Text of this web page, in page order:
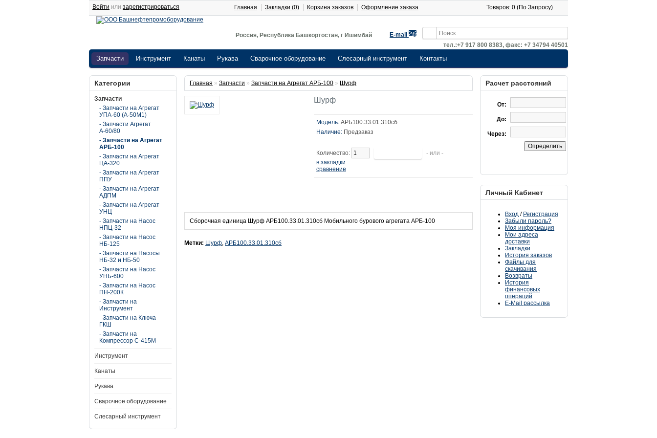
Товаров: 0 (По Запросу)
Россия, Республика Башкортостан, г Ишимбай
E-mail
тел.:+7 917 800 8383, факс: +7 34794 40501
Войти или зарегистрироваться Главная Закладки (0) Корзина заказов Оформление заказа
Запчасти Инструмент Канаты Рукава Сварочное оборудование Слесарный инструмент Контакты
Категории
Запчасти
- Запчасти на Агрегат
УПА-60 (А-50М1)
- Запчасти Агрегат
А-60/80
- Запчасти на Агрегат
АРБ-100
- Запчасти на Агрегат
ЦА-320
- Запчасти на Агрегат
ППУ
- Запчасти на Агрегат
АДПМ
- Запчасти на Агрегат
УНЦ
- Запчасти на Насос
НПЦ-32
- Запчасти на Насос
НБ-125
- Запчасти на Насосы
НБ-32 и НБ-50
- Запчасти на Насос
УНБ-600
- Запчасти на Насос
ПН-200К
- Запчасти на
Инструмент
- Запчасти на Ключа
ГКШ
- Запчасти на
Компрессор С-415М
Инструмент
Канаты
Рукава
Сварочное оборудование
Слесарный инструмент
Расчет расстояний
От:
До:
Через:
Личный Кабинет
Вход / Регистрация
Забыли пароль?
Моя информация
Мои адреса
доставки
Закладки
История заказов
Файлы для
скачивания
Возвраты
История
финансовых
операций
E-Mail рассылка
Главная » Запчасти » Запчасти на Агрегат АРБ-100 » Шурф
Шурф
Модель: АРБ100.33.01.310сб
Наличие: Предзаказ
Количество:
- или -
в закладки
сравнение
Сборочная единица Шурф АРБ100.33.01.310сб Мобильного бурового агрегата АРБ-100
Метки: Шурф, АРБ100.33.01.310сб